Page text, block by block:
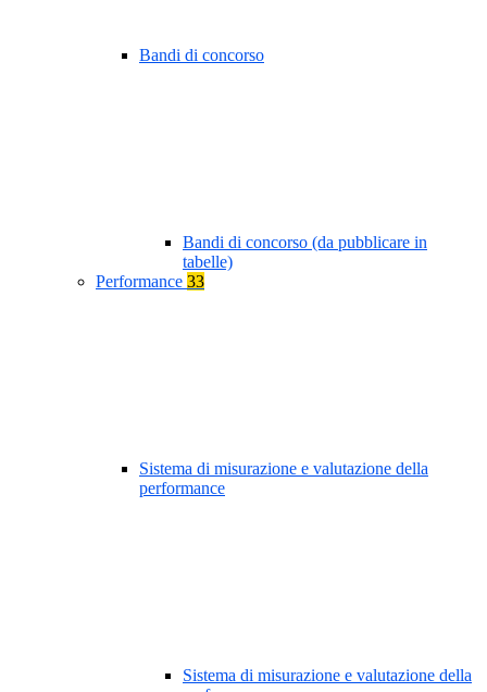
Bandi di concorso
Bandi di concorso (da pubblicare in
tabelle)
Performance 33
Sistema di misurazione e valutazione della
performance
Sistema di misurazione e valutazione della